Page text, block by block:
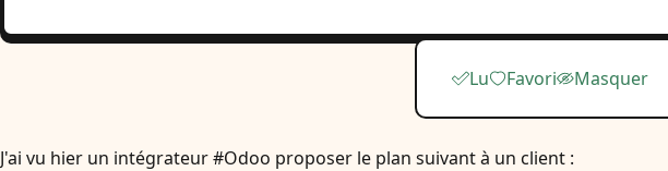
Lu Favori Masquer
J'ai vu hier un intégrateur #Odoo proposer le plan suivant à un client :